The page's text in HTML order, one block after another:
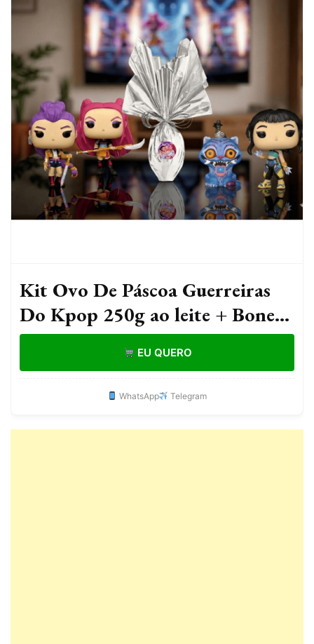
Kit Ovo De Páscoa Guerreiras
Do Kpop 250g ao leite + Boneca
Surpresa Infantil Menina
EU QUERO
WhatsApp Telegram